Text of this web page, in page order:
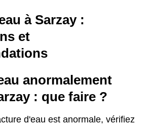
à Sarzay :
et
anormalement
: que faire ?
d'eau est anormale, vérifiez